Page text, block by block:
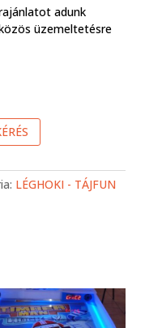
adunk
üzemeltetésre
LÉGHOKI - TÁJFUN